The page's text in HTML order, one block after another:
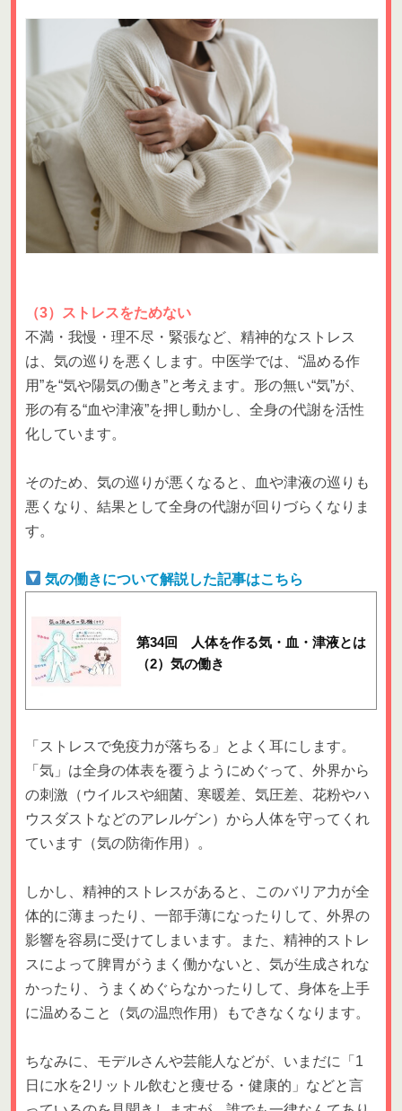
（3）ストレスをためない
不満・我慢・理不尽・緊張など、精神的なストレス
は、気の巡りを悪くします。中医学では、“温める作
用”を“気や陽気の働き”と考えます。形の無い“気”が、
形の有る“血や津液”を押し動かし、全身の代謝を活性
化しています。
そのため、気の巡りが悪くなると、血や津液の巡りも
悪くなり、結果として全身の代謝が回りづらくなりま
す。
気の働きについて解説した記事はこちら
第34回 人体を作る気・血・津液とは
（2）気の働き
「ストレスで免疫力が落ちる」とよく耳にします。
「気」は全身の体表を覆うようにめぐって、外界から
の刺激（ウイルスや細菌、寒暖差、気圧差、花粉やハ
ウスダストなどのアレルゲン）から人体を守ってくれ
ています（気の防衛作用）。
しかし、精神的ストレスがあると、このバリア力が全
体的に薄まったり、一部手薄になったりして、外界の
影響を容易に受けてしまいます。また、精神的ストレ
スによって脾胃がうまく働かないと、気が生成されな
かったり、うまくめぐらなかったりして、身体を上手
に温めること（気の温喣作用）もできなくなります。
ちなみに、モデルさんや芸能人などが、いまだに「1
日に水を2リットル飲むと痩せる・健康的」などと言